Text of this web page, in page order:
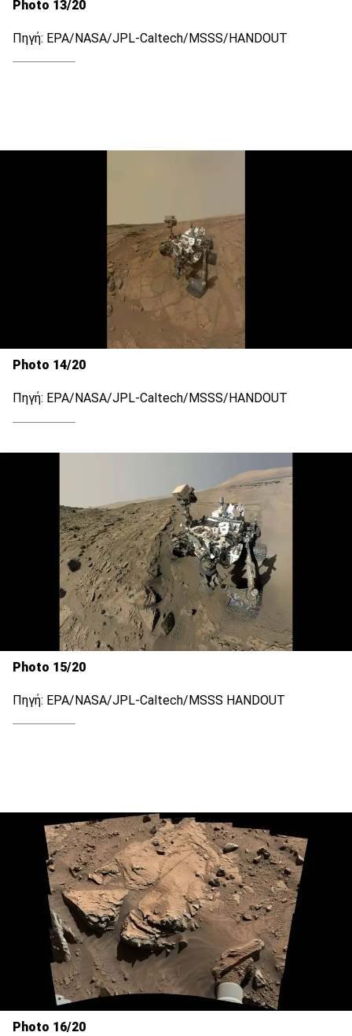
Photo 13/20
Πηγή: EPA/NASA/JPL-Caltech/MSSS/HANDOUT
Photo 14/20
Πηγή: EPA/NASA/JPL-Caltech/MSSS/HANDOUT
Photo 15/20
Πηγή: EPA/NASA/JPL-Caltech/MSSS HANDOUT
Photo 16/20